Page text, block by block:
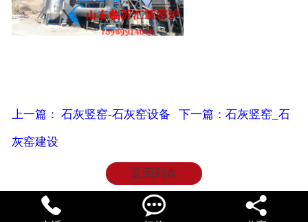
上一篇： 石灰竖窑-石灰窑设备 下一篇：石灰竖窑_石
灰窑建设
返回列表
  